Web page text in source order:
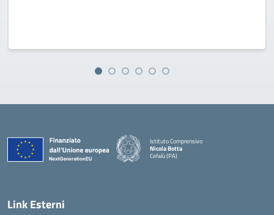
Istituto Comprensivo
Nicola Botta
Cefalù (PA)
Link Esterni